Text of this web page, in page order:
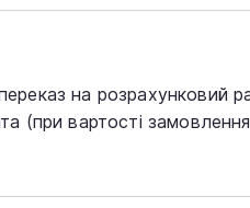
на розрахунковий
(при вартості